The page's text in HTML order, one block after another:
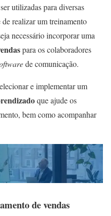
utilizadas para diversas
realizar um treinamento
necessário incorporar uma
para os colaboradores
de comunicação.
e implementar um
que ajude os
bem como acompanhar
de vendas